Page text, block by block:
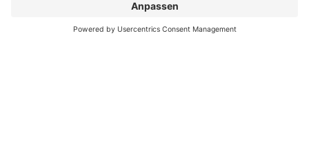
jederzeit für die Zukunft widerrufen. Mehr Infos zum